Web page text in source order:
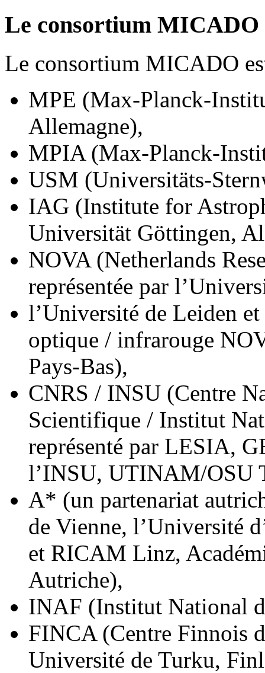
Le consortium MICADO
Le consortium MICADO
MPE (Max-Planck-
Allemagne),
MPIA (Max-Planck-
USM (Universitäts-
IAG (Institute for
Universität Göttingen,
NOVA (Netherlands
représentée par
l’Université de Leiden
optique / infrarouge
Pays-Bas),
CNRS / INSU (Centre
Scientifique / Institut
représenté par LESIA,
l’INSU, UTINAM/OSU
A* (un partenariat
de Vienne, l’Université
et RICAM Linz,
Autriche),
INAF (Institut National
FINCA (Centre Finnois
Université de Turku,